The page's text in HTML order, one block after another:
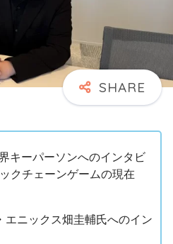
キーパーソンへのインタビ
クチェーンゲームの現在
エニックス畑圭輔氏へのイン